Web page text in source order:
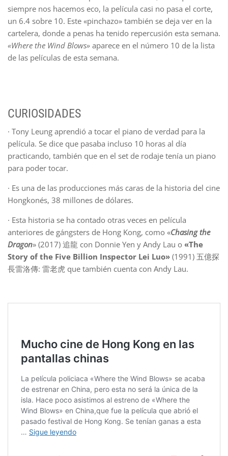
siempre nos hacemos eco, la película casi no pasa el corte,
un 6.4 sobre 10. Este «pinchazo» también se deja ver en la
cartelera, donde a penas ha tenido repercusión esta semana.
«Where the Wind Blows» aparece en el número 10 de la lista
de las películas de esta semana.
CURIOSIDADES
· Tony Leung aprendió a tocar el piano de verdad para la
película. Se dice que pasaba incluso 10 horas al día
practicando, también que en el set de rodaje tenía un piano
para poder tocar.
· Es una de las producciones más caras de la historia del cine
Hongkonés, 38 millones de dólares.
· Esta historia se ha contado otras veces en película
anteriores de gángsters de Hong Kong, como «Chasing the
Dragon» (2017) 追龍 con Donnie Yen y Andy Lau o «The
Story of the Five Billion Inspector Lei Luo» (1991) 五億探
長雷洛傳: 雷老虎 que también cuenta con Andy Lau.